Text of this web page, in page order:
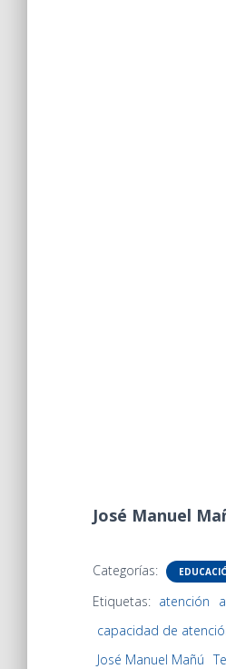
José Manuel
Categorías:
Etiquetas: atención
capacidad de
José Manuel Mañú